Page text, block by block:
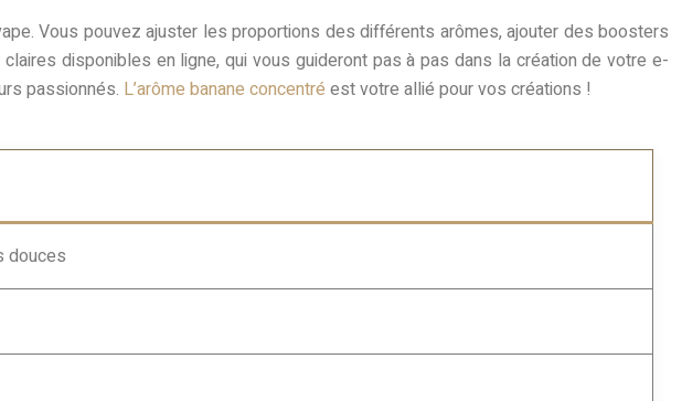
Vous pouvez ajuster les proportions des différents arômes, ajouter des boosters
disponibles en ligne, qui vous guideront pas à pas dans la création de votre e-
passionnés. L’arôme banane concentré est votre allié pour vos créations !
douces